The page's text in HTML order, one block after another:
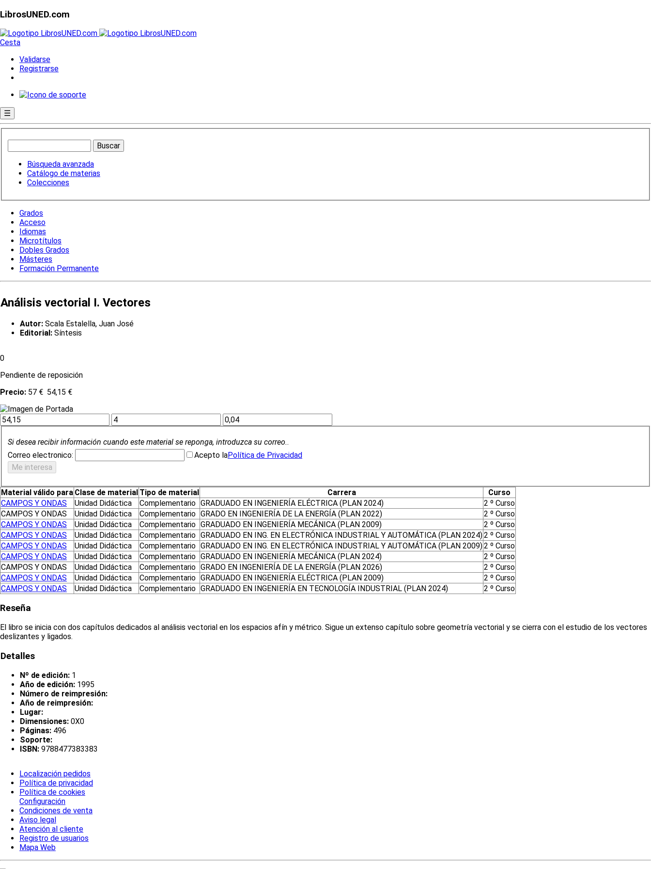
LibrosUNED.com
Cesta
Validarse
Registrarse
☰
Búsqueda avanzada
Catálogo de materias
Colecciones
Grados
Acceso
Idiomas
Microtítulos
Dobles Grados
Másteres
Formación Permanente
Análisis vectorial I. Vectores
Autor: Scala Estalella, Juan José
Editorial: Síntesis
0
Pendiente de reposición
Precio: 57 € 54,15 €
Si desea recibir información cuando este material se reponga, introduzca su correo..
Correo electronico:
Acepto laPolítica de Privacidad
Material válido para Clase de material Tipo de material Carrera
Curso
CAMPOS Y ONDAS
Unidad Didáctica Complementario GRADUADO EN INGENIERÍA ELÉCTRICA (PLAN 2024)
2 º Curso
CAMPOS Y ONDAS
Unidad Didáctica Complementario GRADO EN INGENIERÍA DE LA ENERGÍA (PLAN 2022)
2 º Curso
CAMPOS Y ONDAS
Unidad Didáctica Complementario GRADUADO EN INGENIERÍA MECÁNICA (PLAN 2009)
2 º Curso
CAMPOS Y ONDAS
Unidad Didáctica Complementario GRADUADO EN ING. EN ELECTRÓNICA INDUSTRIAL Y AUTOMÁTICA (PLAN 2024)2 º Curso
CAMPOS Y ONDAS
Unidad Didáctica Complementario GRADUADO EN ING. EN ELECTRÓNICA INDUSTRIAL Y AUTOMÁTICA (PLAN 2009)2 º Curso
CAMPOS Y ONDAS
Unidad Didáctica Complementario GRADUADO EN INGENIERÍA MECÁNICA (PLAN 2024)
2 º Curso
CAMPOS Y ONDAS
Unidad Didáctica Complementario GRADO EN INGENIERÍA DE LA ENERGÍA (PLAN 2026)
2 º Curso
CAMPOS Y ONDAS
Unidad Didáctica Complementario GRADUADO EN INGENIERÍA ELÉCTRICA (PLAN 2009)
2 º Curso
CAMPOS Y ONDAS
Unidad Didáctica Complementario GRADUADO EN INGENIERÍA EN TECNOLOGÍA INDUSTRIAL (PLAN 2024) 2 º Curso
Reseña
El libro se inicia con dos capítulos dedicados al análisis vectorial en los espacios afín y métrico. Sigue un extenso capítulo sobre geometría vectorial y se cierra con el estudio de los vectores
deslizantes y ligados.
Detalles
Nº de edición: 1
Año de edición: 1995
Número de reimpresión:
Año de reimpresión:
Lugar:
Dimensiones: 0X0
Páginas: 496
Soporte:
ISBN: 9788477383383
Localización pedidos
Política de privacidad
Política de cookies
Configuración
Condiciones de venta
Aviso legal
Atención al cliente
Registro de usuarios
Mapa Web